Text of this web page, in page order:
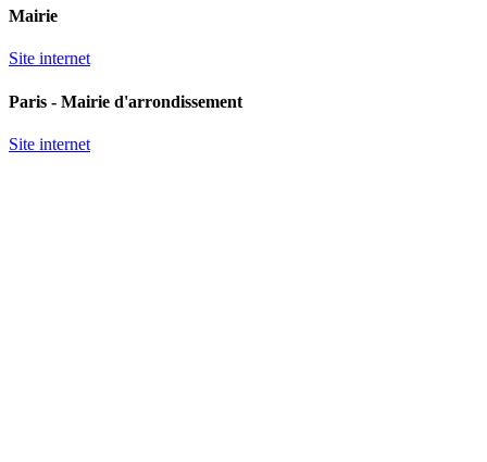
Mairie
Site internet
Paris - Mairie d'arrondissement
Site internet